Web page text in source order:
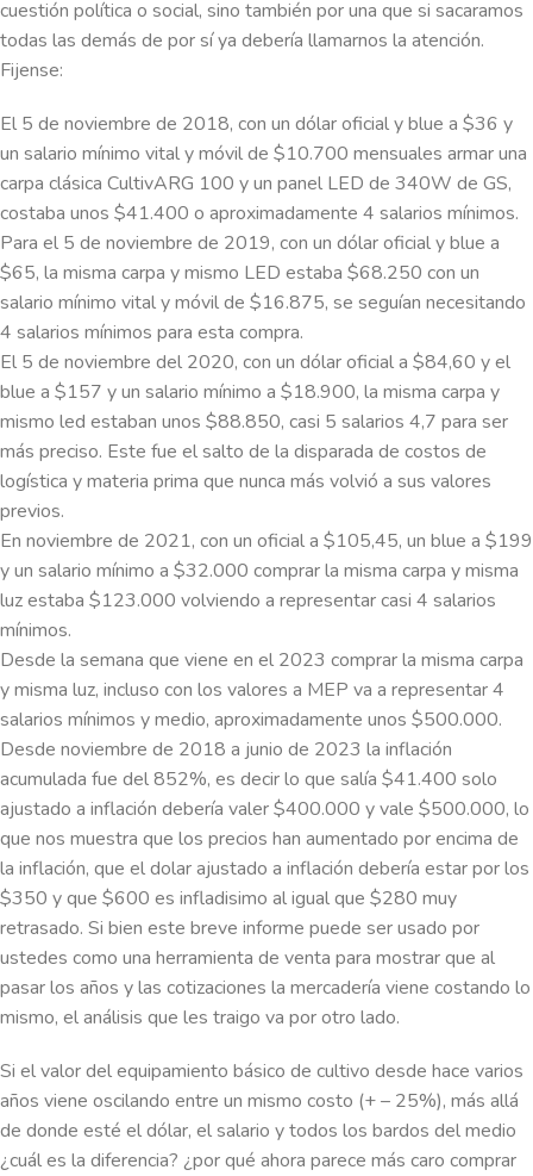
cuestión política o social, sino también por una que si sacaramos
todas las demás de por sí ya debería llamarnos la atención.
Fijense:
El 5 de noviembre de 2018, con un dólar oficial y blue a $36 y
un salario mínimo vital y móvil de $10.700 mensuales armar una
carpa clásica CultivARG 100 y un panel LED de 340W de GS,
costaba unos $41.400 o aproximadamente 4 salarios mínimos.
Para el 5 de noviembre de 2019, con un dólar oficial y blue a
$65, la misma carpa y mismo LED estaba $68.250 con un
salario mínimo vital y móvil de $16.875, se seguían necesitando
4 salarios mínimos para esta compra.
El 5 de noviembre del 2020, con un dólar oficial a $84,60 y el
blue a $157 y un salario mínimo a $18.900, la misma carpa y
mismo led estaban unos $88.850, casi 5 salarios 4,7 para ser
más preciso. Este fue el salto de la disparada de costos de
logística y materia prima que nunca más volvió a sus valores
previos.
En noviembre de 2021, con un oficial a $105,45, un blue a $199
y un salario mínimo a $32.000 comprar la misma carpa y misma
luz estaba $123.000 volviendo a representar casi 4 salarios
mínimos.
Desde la semana que viene en el 2023 comprar la misma carpa
y misma luz, incluso con los valores a MEP va a representar 4
salarios mínimos y medio, aproximadamente unos $500.000.
Desde noviembre de 2018 a junio de 2023 la inflación
acumulada fue del 852%, es decir lo que salía $41.400 solo
ajustado a inflación debería valer $400.000 y vale $500.000, lo
que nos muestra que los precios han aumentado por encima de
la inflación, que el dolar ajustado a inflación debería estar por los
$350 y que $600 es infladisimo al igual que $280 muy
retrasado. Si bien este breve informe puede ser usado por
ustedes como una herramienta de venta para mostrar que al
pasar los años y las cotizaciones la mercadería viene costando lo
mismo, el análisis que les traigo va por otro lado.
Si el valor del equipamiento básico de cultivo desde hace varios
años viene oscilando entre un mismo costo (+ – 25%), más allá
de donde esté el dólar, el salario y todos los bardos del medio
¿cuál es la diferencia? ¿por qué ahora parece más caro comprar